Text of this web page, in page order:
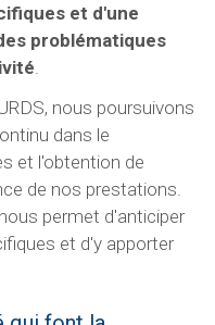
et d'une
problématiques
nous poursuivons
dans le
et l'obtention de
de nos prestations.
permet d'anticiper
et d'y apporter